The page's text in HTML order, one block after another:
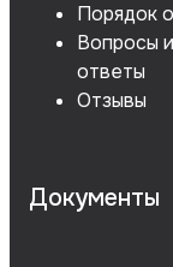
Порядок
Вопросы и
ответы
Отзывы
Документы